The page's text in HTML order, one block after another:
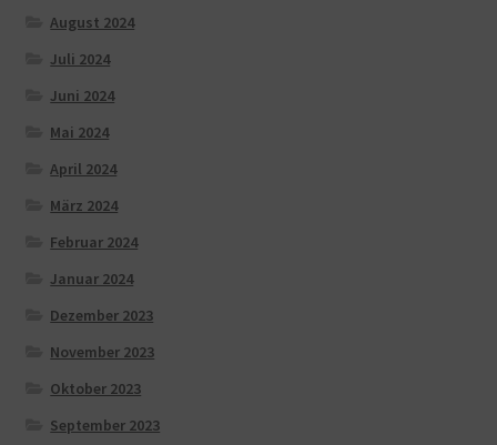
August 2024
Juli 2024
Juni 2024
Mai 2024
April 2024
März 2024
Februar 2024
Januar 2024
Dezember 2023
November 2023
Oktober 2023
September 2023